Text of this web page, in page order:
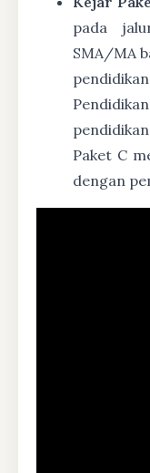
pada
SMA/MA
Paket C
dengan